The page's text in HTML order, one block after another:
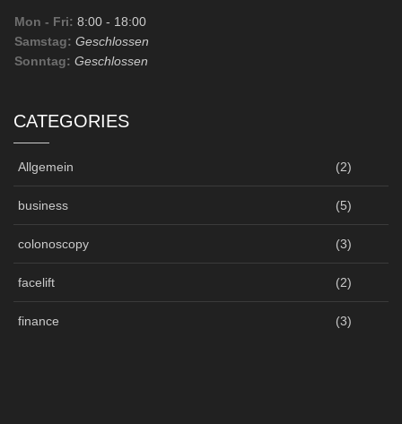
Mon - Fri: 8:00 - 18:00
Samstag: Geschlossen
Sonntag: Geschlossen
CATEGORIES
Allgemein (2)
business (5)
colonoscopy (3)
facelift (2)
finance (3)